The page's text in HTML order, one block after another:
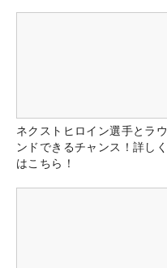
ネクストヒロイン選手とラウ
ンドできるチャンス！詳しく
はこちら！